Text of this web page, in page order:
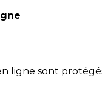
ligne sont